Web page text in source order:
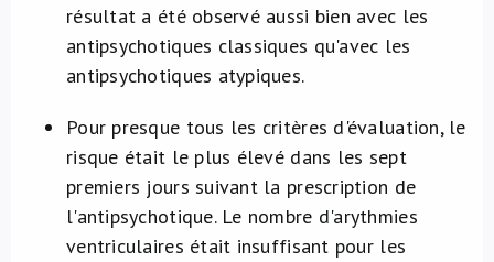
résultat a été observé aussi bien avec les
antipsychotiques classiques qu'avec les
antipsychotiques atypiques.
Pour presque tous les critères d'évaluation, le
risque était le plus élevé dans les sept
premiers jours suivant la prescription de
l'antipsychotique. Le nombre d'arythmies
ventriculaires était insuffisant pour les